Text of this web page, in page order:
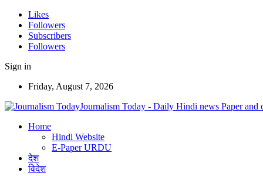
Likes
Followers
Subscribers
Followers
Sign in
Friday, August 7, 2026
Journalism Today - Daily Hindi news Paper and
Home
Hindi Website
E-Paper URDU
देश
विदेश